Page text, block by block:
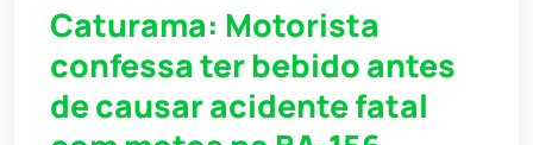
Caturama: Motorista
confessa ter bebido antes
de causar acidente fatal